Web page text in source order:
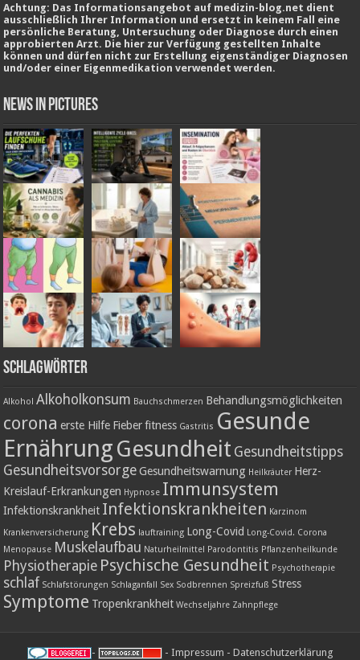
Achtung: Das Informationsangebot auf medizin-blog.net dient
ausschließlich Ihrer Information und ersetzt in keinem Fall eine
persönliche Beratung, Untersuchung oder Diagnose durch einen
approbierten Arzt. Die hier zur Verfügung gestellten Inhalte
können und dürfen nicht zur Erstellung eigenständiger Diagnosen
und/oder einer Eigenmedikation verwendet werden.
News in Pictures
Schlagwörter
Alkohol Alkoholkonsum Bauchschmerzen Behandlungsmöglichkeiten
corona erste Hilfe Fieber fitness Gastritis Gesunde
ErnährungGesundheit Gesundheitstipps
Gesundheitsvorsorge Gesundheitswarnung Heilkräuter Herz-
Kreislauf-Erkrankungen Hypnose Immunsystem
Infektionskrankheit Infektionskrankheiten Karzinom
Krankenversicherung Krebs lauftraining Long-Covid Long-Covid. Corona
Menopause Muskelaufbau Naturheilmittel Parodontitis Pflanzenheilkunde
Physiotherapie Psychische Gesundheit Psychotherapie
schlaf Schlafstörungen Schlaganfall Sex Sodbrennen Spreizfuß Stress
Symptome Tropenkrankheit Wechseljahre Zahnpflege
- - Impressum - Datenschutzerklärung